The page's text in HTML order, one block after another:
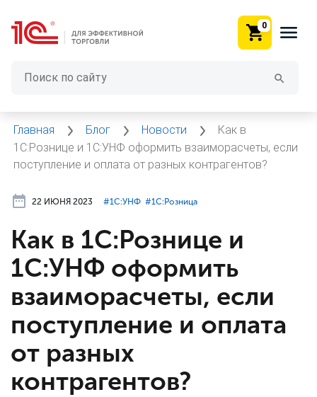
0
Главная Блог Новости
Как в
1С:Рознице и 1С:УНФ оформить взаиморасчеты, если
поступление и оплата от разных контрагентов?
22 ИЮНЯ 2023 #⁣1С:УНФ #⁣1С:Розница
Как в 1С:Рознице и
1С:УНФ оформить
взаиморасчеты, если
поступление и оплата
от разных
контрагентов?